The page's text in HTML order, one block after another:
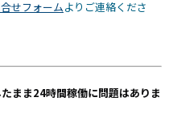
せフォームよりご連絡くださ
まま24時間稼働に問題はありま